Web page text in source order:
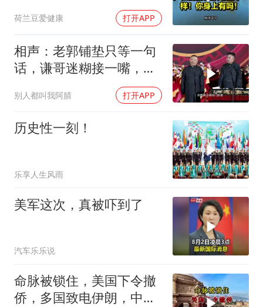
荷兰豆爱健康 打开APP
相声：老郭铺垫只等一句
话，谦哥迷糊接一嘴，包
别人都叫我阿腈 打开APP
历史性一刻！
乐享人生风雨
美军这次，真被吓到了
汽车乐乐说
命脉被锁住，美国下令撤
侨，多国致电伊朗，中国